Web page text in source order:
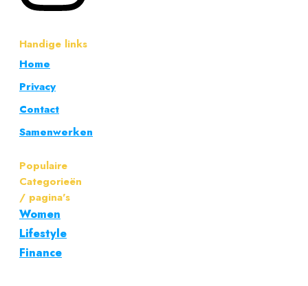
Handige links
Home
Privacy
Contact
Samenwerken
Populaire
Categorieën
/ pagina's
Women
Lifestyle
Finance